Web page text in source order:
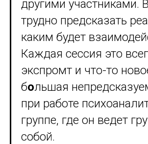
другими участниками.
трудно предсказать
каким будет
Каждая сессия это
экспромт и что-то
большая
при работе
группе, где он ведет
собой.